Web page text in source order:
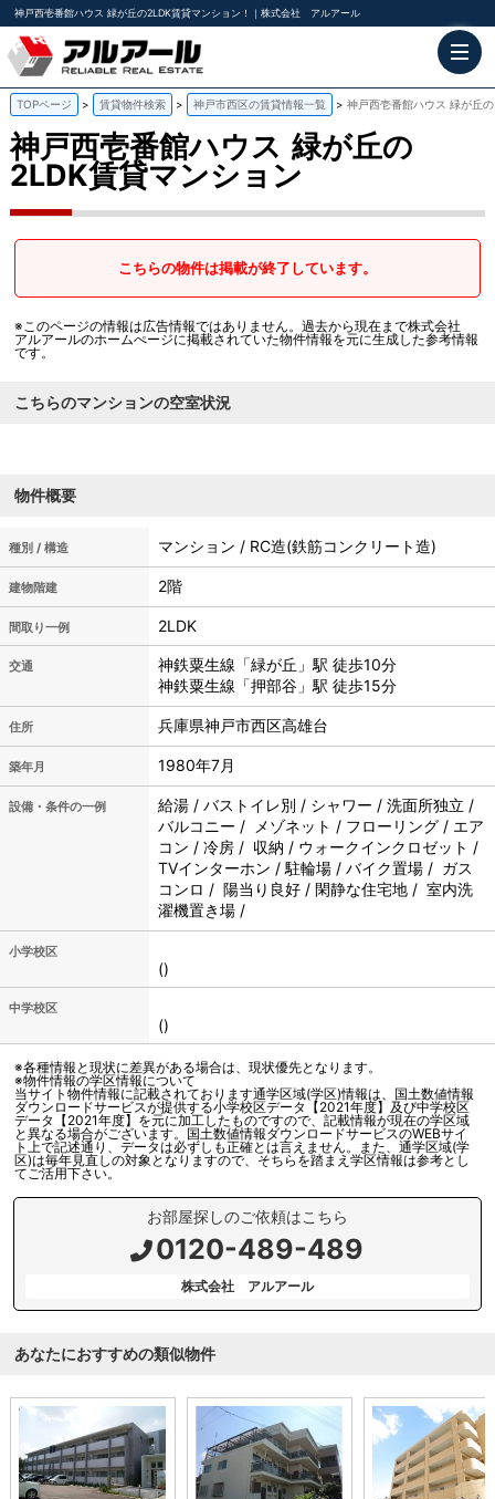
神戸西壱番館ハウス 緑が丘の2LDK賃貸マンション！｜株式会社 アルアール
TOPページ 賃貸物件検索 神戸市西区の賃貸情報一覧 神戸西壱番館ハウス 緑が丘
神戸西壱番館ハウス 緑が丘の
2LDK賃貸マンション
こちらの物件は掲載が終了しています。
※このページの情報は広告情報ではありません。過去から現在まで株式会社
アルアールのホームぺージに掲載されていた物件情報を元に生成した参考情報
です。
こちらのマンションの空室状況
物件概要
種別 / 構造 マンション / RC造(鉄筋コンクリート造)
建物階建 2階
間取り一例 2LDK
交通
神鉄粟生線「緑が丘」駅 徒歩10分
神鉄粟生線「押部谷」駅 徒歩15分
住所 兵庫県神戸市西区高雄台
築年月 1980年7月
設備・条件の一例
給湯 / バストイレ別 / シャワー / 洗面所独立 /
バルコニー / メゾネット / フローリング / エア
コン / 冷房 / 収納 / ウォークインクロゼット /
TVインターホン / 駐輪場 / バイク置場 / ガス
コンロ / 陽当り良好 / 閑静な住宅地 / 室内洗
濯機置き場 /
小学校区
()
中学校区
()
※各種情報と現状に差異がある場合は、現状優先となります。
※物件情報の学区情報について
当サイト物件情報に記載されております通学区域(学区)情報は、国土数値情報
ダウンロードサービスが提供する小学校区データ【2021年度】及び中学校区
データ【2021年度】を元に加工したものですので、記載情報が現在の学区域
と異なる場合がございます。国土数値情報ダウンロードサービスのWEBサイ
ト上で記述通り、データは必ずしも正確とは言えません。また、通学区域(学
区)は毎年見直しの対象となりますので、そちらを踏まえ学区情報は参考とし
てご活用下さい。
お部屋探しのご依頼はこちら
0120-489-489
株式会社 アルアール
あなたにおすすめの類似物件